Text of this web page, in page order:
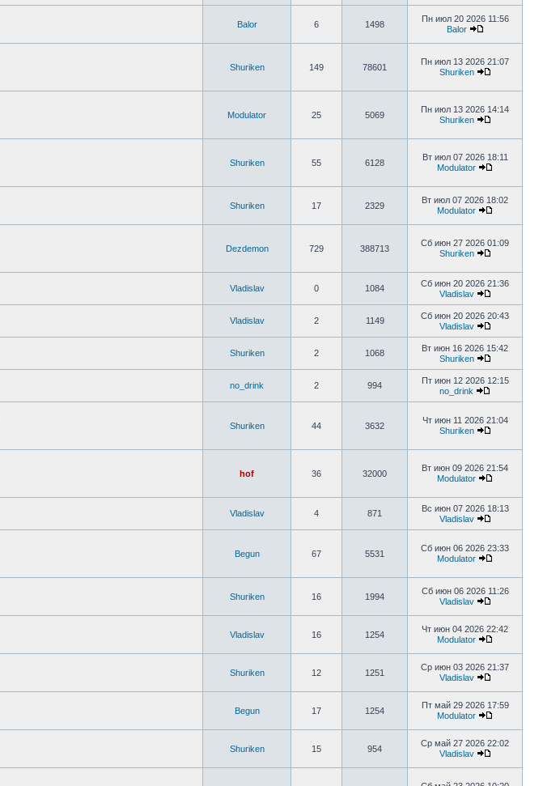
Balor 6 1498
Пн июл 20 2026 11:56
Balor
Shuriken 149 78601
Пн июл 13 2026 21:07
Shuriken
Modulator 25 5069
Пн июл 13 2026 14:14
Shuriken
Shuriken 55 6128
Вт июл 07 2026 18:11
Modulator
Shuriken 17 2329
Вт июл 07 2026 18:02
Modulator
Dezdemon 729 388713
Сб июн 27 2026 01:09
Shuriken
Vladislav 0 1084
Сб июн 20 2026 21:36
Vladislav
Vladislav 2 1149
Сб июн 20 2026 20:43
Vladislav
Shuriken 2 1068
Вт июн 16 2026 15:42
Shuriken
no_drink 2 994
Пт июн 12 2026 12:15
no_drink
Shuriken 44 3632
Чт июн 11 2026 21:04
Shuriken
hof 36 32000
Вт июн 09 2026 21:54
Modulator
Vladislav 4 871
Вс июн 07 2026 18:13
Vladislav
Begun 67 5531
Сб июн 06 2026 23:33
Modulator
Shuriken 16 1994
Сб июн 06 2026 11:26
Vladislav
Vladislav 16 1254
Чт июн 04 2026 22:42
Modulator
Shuriken 12 1251
Ср июн 03 2026 21:37
Vladislav
Begun 17 1254
Пт май 29 2026 17:59
Modulator
Shuriken 15 954
Ср май 27 2026 22:02
Vladislav